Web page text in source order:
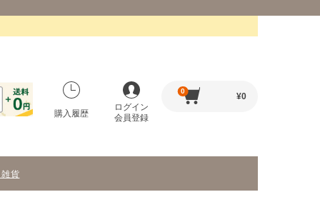
購入履歴
ログイン
会員登録
0
¥0
貨